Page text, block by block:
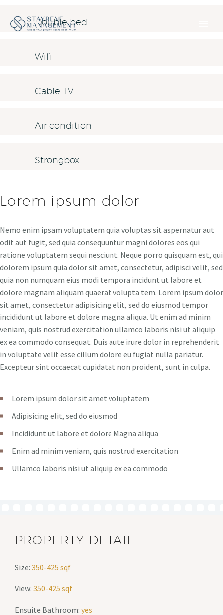
Double bed
Wifi
Cable TV
Air condition
Strongbox
Lorem ipsum dolor
Nemo enim ipsam voluptatem quia voluptas sit aspernatur aut
odit aut fugit, sed quia consequuntur magni dolores eos qui
ratione voluptatem sequi nesciunt. Neque porro quisquam est, qui
dolorem ipsum quia dolor sit amet, consectetur, adipisci velit, sed
quia non numquam eius modi tempora incidunt ut labore et
dolore magnam aliquam quaerat volupta tem. Lorem ipsum dolor
sit amet, consectetur adipisicing elit, sed do eiusmod tempor
incididunt ut labore et dolore magna aliqua. Ut enim ad minim
veniam, quis nostrud exercitation ullamco laboris nisi ut aliquip
ex ea commodo consequat. Duis aute irure dolor in reprehenderit
in voluptate velit esse cillum dolore eu fugiat nulla pariatur.
Excepteur sint occaecat cupidatat non proident, sunt in culpa.
Lorem ipsum dolor sit amet voluptatem
Adipisicing elit, sed do eiusmod
Incididunt ut labore et dolore Magna aliqua
Enim ad minim veniam, quis nostrud exercitation
Ullamco laboris nisi ut aliquip ex ea commodo
PROPERTY DETAIL
Size: 350-425 sqf
View: 350-425 sqf
Ensuite Bathroom: yes